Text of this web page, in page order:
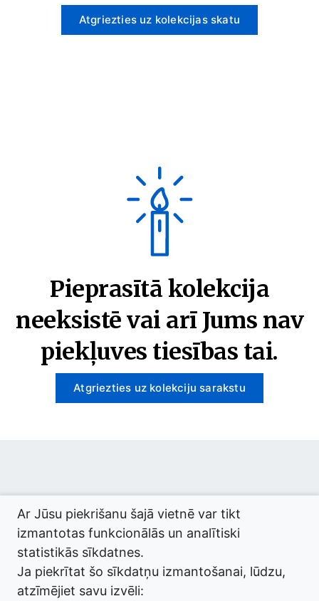
Atgriezties uz kolekcijas skatu
Pieprasītā kolekcija
neeksistē vai arī Jums nav
piekļuves tiesības tai.
Atgriezties uz kolekciju sarakstu
© 2026 termini.gov.lv. Izstrādātājs:Tilde.
Ar Jūsu piekrišanu šajā vietnē var tikt
izmantotas funkcionālās un analītiski
statistikās sīkdatnes.
Ja piekrītat šo sīkdatņu izmantošanai, lūdzu,
atzīmējiet savu izvēli: